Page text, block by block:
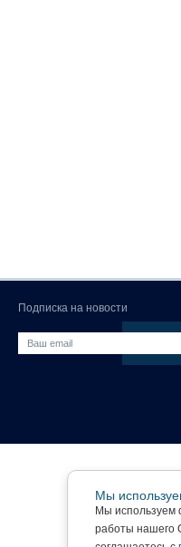
Подписка на новости
Мы
Мы используем
работы нашего